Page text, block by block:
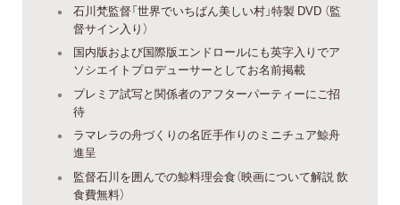
石川梵監督「世界でいちばん美しい村」特製 DVD （監
督サイン入り）
国内版および国際版エンドロールにも英字入りでア
ソシエイトプロデューサーとしてお名前掲載
プレミア試写と関係者のアフターパーティーにご招
待
ラマレラの舟づくりの名匠手作りのミニチュア鯨舟
進呈
監督石川を囲んでの鯨料理会食（映画について解説 飲
食費無料）